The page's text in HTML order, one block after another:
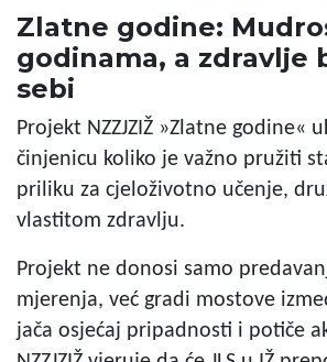
Zlatne godine:
godinama, a zdravlje
sebi
Projekt NZZJZIŽ »Zlatne godine«
činjenicu koliko je važno pružiti
priliku za cjeloživotno učenje,
vlastitom zdravlju.
Projekt ne donosi samo
mjerenja, već gradi mostove
jača osjećaj pripadnosti i potiče